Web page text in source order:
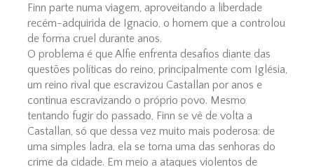
Finn parte numa viagem, aproveitando a liberdade
recém-adquirida de Ignacio, o homem que a controlou
de forma cruel durante anos.
O problema é que Alfie enfrenta desafios diante das
questões políticas do reino, principalmente com Iglésia,
um reino rival que escravizou Castallan por anos e
continua escravizando o próprio povo. Mesmo
tentando fugir do passado, Finn se vê de volta a
Castallan, só que dessa vez muito mais poderosa: de
uma simples ladra, ela se torna uma das senhoras do
crime da cidade. Em meio a ataques violentos de